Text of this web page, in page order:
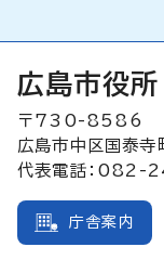
広島市役所
〒730-8586
広島市中区国泰
代表電話：082-
庁舎案内